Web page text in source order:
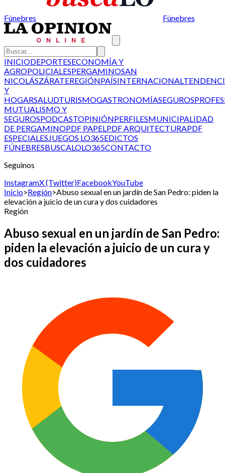
Fúnebres Fúnebres
INICIODEPORTESECONOMÍA Y
AGROPOLICIALESPERGAMINOSAN
NICOLÁSZÁRATEREGIÓNPAÍSINTERNACIONAL
Y
HOGARSALUDTURISMOGASTRONOMÍASEGUROS
MUTUALISMO Y
SEGUROSPODCASTOPINIÓNPERFILESMUNICIPALIDAD
DE PERGAMINOPDF PAPELPDF ARQUITECTURAPDF
ESPECIALESJUEGOS LO365EDICTOS
FÚNEBRESBUSCALOLO365CONTACTO
Seguinos
InstagramX (Twitter)FacebookYouTube
Inicio>Región>Abuso sexual en un jardín de San Pedro: piden la
elevación a juicio de un cura y dos cuidadores
Región
Abuso sexual en un jardín de San Pedro:
piden la elevación a juicio de un cura y
dos cuidadores